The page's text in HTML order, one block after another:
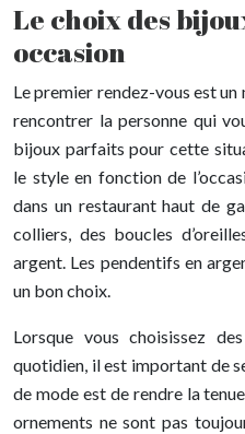
Le choix des
occasion
Le premier rendez-vous est
rencontrer la personne qui
bijoux parfaits pour cette
le style en fonction de
dans un restaurant haut de
colliers, des boucles
argent. Les pendentifs en
un bon choix.
Lorsque vous choisissez des
quotidien, il est important de
de mode est de rendre la
ornements ne sont pas